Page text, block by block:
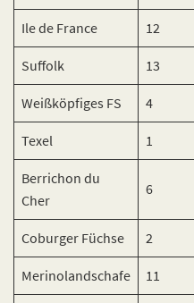
Ile de France 12
Suffolk 13
Weißköpfiges FS 4
Texel 1
Berrichon du
Cher
6
Coburger Füchse 2
Merinolandschafe 11